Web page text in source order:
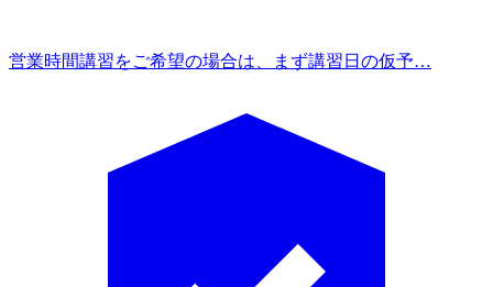
営業時間講習をご希望の場合は、まず講習日の仮予…